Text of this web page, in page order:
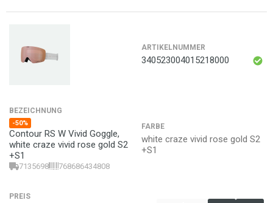
ARTIKELNUMMER
340523004015218000
BEZEICHNUNG
-50%
Contour RS W Vivid Goggle,
white craze vivid rose gold S2
+S1
7135698 768686434808
FARBE
white craze vivid rose gold S2
+S1
PREIS